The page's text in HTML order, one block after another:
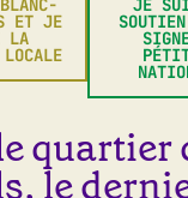
régulièrement
ou
ponctuellement,
toute aide est
Tilia:
animation
ET JE
LA
quartier
le